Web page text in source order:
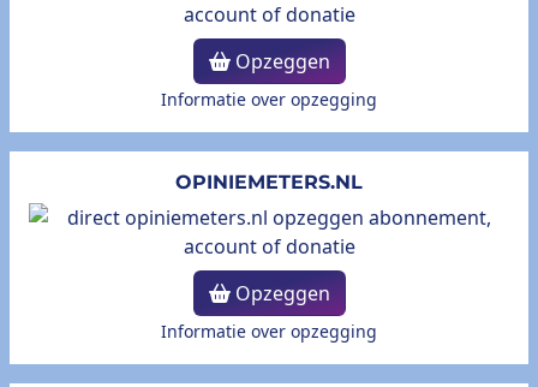
Opzeggen
Informatie over opzegging
OPINIEMETERS.NL
Opzeggen
Informatie over opzegging